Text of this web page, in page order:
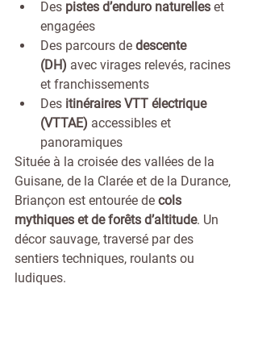
Des pistes d’enduro naturelles et
engagées
Des parcours de descente
(DH) avec virages relevés, racines
et franchissements
Des itinéraires VTT électrique
(VTTAE) accessibles et
panoramiques
Située à la croisée des vallées de la
Guisane, de la Clarée et de la Durance,
Briançon est entourée de cols
mythiques et de forêts d’altitude. Un
décor sauvage, traversé par des
sentiers techniques, roulants ou
ludiques.